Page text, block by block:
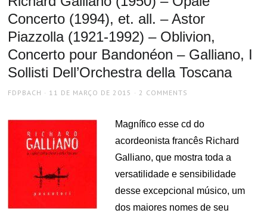
Concerto (1994), et. all. – Astor
Piazzolla (1921-1992) – Oblivion,
Concerto pour Bandonéon – Galliano, I
Sollisti Dell’Orchestra della Toscana
AUTHOR
FDPBACH
POSTED
11 DE MARÇO DE 2015 2 COMMENTS
Magnífico esse cd do
acordeonista francês Richard
Galliano, que mostra toda a
versatilidade e sensibilidade
desse excepcional músico, um
dos maiores nomes de seu